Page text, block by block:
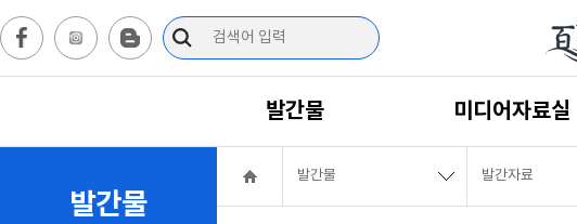
발간물 미디어자료실
발간물
발간물 발간자료